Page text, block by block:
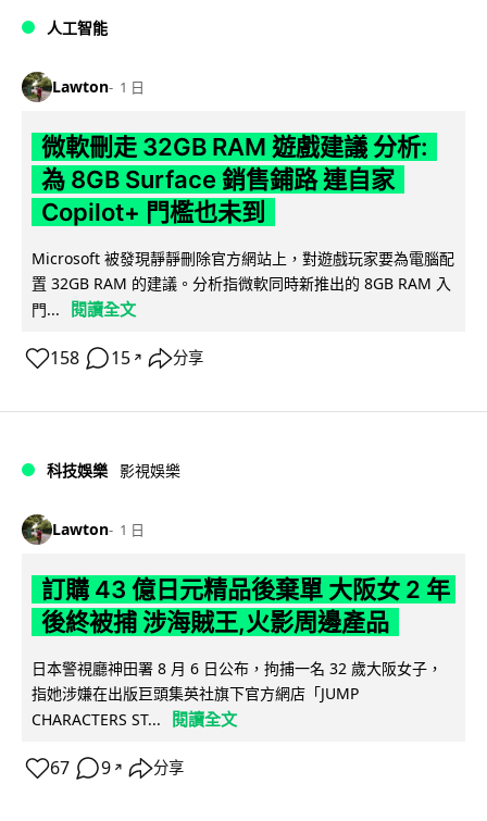
人工智能
Lawton 1 日
微軟刪走 32GB RAM 遊戲建議 分析:
為 8GB Surface 銷售鋪路 連自家
Copilot+ 門檻也未到
Microsoft 被發現靜靜刪除官方網站上，對遊戲玩家要為電腦配
置 32GB RAM 的建議。分析指微軟同時新推出的 8GB RAM 入
門...
閱讀全文
158 15 ↗ 分享
科技娛樂 影視娛樂
Lawton 1 日
訂購 43 億日元精品後棄單 大阪女 2 年
後終被捕 涉海賊王,火影周邊產品
日本警視廳神田署 8 月 6 日公布，拘捕一名 32 歲大阪女子，
指她涉嫌在出版巨頭集英社旗下官方網店「JUMP
CHARACTERS ST...
閱讀全文
67 9 ↗ 分享